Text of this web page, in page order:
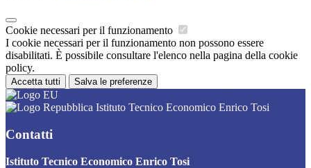
Cookie necessari per il funzionamento
I cookie necessari per il funzionamento non possono essere
disabilitati. È possibile consultare l'elenco nella pagina della cookie
policy.
Accetta tutti Salva le preferenze
Istituto Tecnico Economico Enrico Tosi
Contatti
Istituto Tecnico Economico Enrico Tosi